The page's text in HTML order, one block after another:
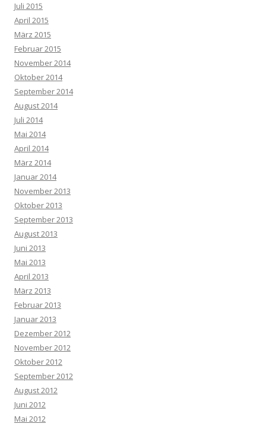
Juli 2015
April 2015
März 2015
Februar 2015
November 2014
Oktober 2014
September 2014
August 2014
Juli 2014
Mai 2014
April 2014
März 2014
Januar 2014
November 2013
Oktober 2013
September 2013
August 2013
Juni 2013
Mai 2013
April 2013
März 2013
Februar 2013
Januar 2013
Dezember 2012
November 2012
Oktober 2012
September 2012
August 2012
Juni 2012
Mai 2012